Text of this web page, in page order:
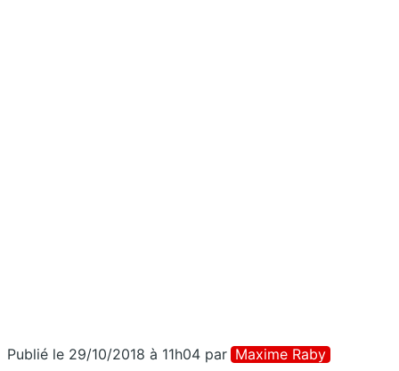
Publié le 29/10/2018 à 11h04 par Maxime Raby